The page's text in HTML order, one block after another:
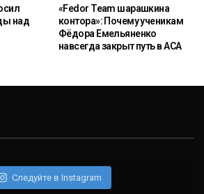
над
«Fedor Team шарашкина
контора»: Почему ученикам
Фёдора Емельяненко
навсегда закрыт путь в ACA
Следуйте в Instagram